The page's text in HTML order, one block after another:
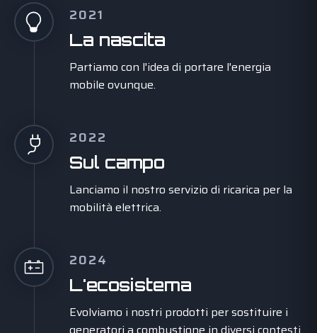
2021
La nascita
Partiamo con l'idea di portare l'energia
mobile ovunque.
2022
Sul campo
Lanciamo il nostro servizio di ricarica per la
mobilità elettrica.
2024
L'ecosistema
Evolviamo i nostri prodotti per sostituire i